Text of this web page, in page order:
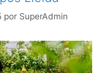
por SuperAdmin